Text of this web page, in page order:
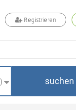
Registrieren
) suchen